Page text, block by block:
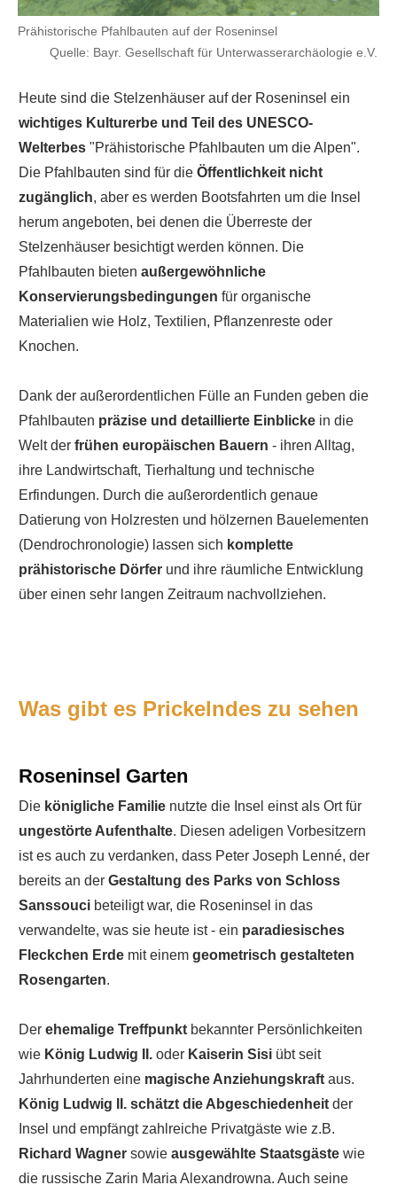
Prähistorische Pfahlbauten auf der Roseninsel
Quelle: Bayr. Gesellschaft für Unterwasserarchäologie e.V.
Heute sind die Stelzenhäuser auf der Roseninsel ein
wichtiges Kulturerbe und Teil des UNESCO-
Welterbes "Prähistorische Pfahlbauten um die Alpen".
Die Pfahlbauten sind für die Öffentlichkeit nicht
zugänglich, aber es werden Bootsfahrten um die Insel
herum angeboten, bei denen die Überreste der
Stelzenhäuser besichtigt werden können. Die
Pfahlbauten bieten außergewöhnliche
Konservierungsbedingungen für organische
Materialien wie Holz, Textilien, Pflanzenreste oder
Knochen.
Dank der außerordentlichen Fülle an Funden geben die
Pfahlbauten präzise und detaillierte Einblicke in die
Welt der frühen europäischen Bauern - ihren Alltag,
ihre Landwirtschaft, Tierhaltung und technische
Erfindungen. Durch die außerordentlich genaue
Datierung von Holzresten und hölzernen Bauelementen
(Dendrochronologie) lassen sich komplette
prähistorische Dörfer und ihre räumliche Entwicklung
über einen sehr langen Zeitraum nachvollziehen.
Was gibt es Prickelndes zu sehen
Roseninsel Garten
Die königliche Familie nutzte die Insel einst als Ort für
ungestörte Aufenthalte. Diesen adeligen Vorbesitzern
ist es auch zu verdanken, dass Peter Joseph Lenné, der
bereits an der Gestaltung des Parks von Schloss
Sanssouci beteiligt war, die Roseninsel in das
verwandelte, was sie heute ist - ein paradiesisches
Fleckchen Erde mit einem geometrisch gestalteten
Rosengarten.
Der ehemalige Treffpunkt bekannter Persönlichkeiten
wie König Ludwig II. oder Kaiserin Sisi übt seit
Jahrhunderten eine magische Anziehungskraft aus.
König Ludwig II. schätzt die Abgeschiedenheit der
Insel und empfängt zahlreiche Privatgäste wie z.B.
Richard Wagner sowie ausgewählte Staatsgäste wie
die russische Zarin Maria Alexandrowna. Auch seine